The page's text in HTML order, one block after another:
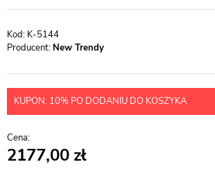
K-5144
Producent: New Trendy
KUPON: 10% PO DODANIU DO KOSZYKA
2177,00